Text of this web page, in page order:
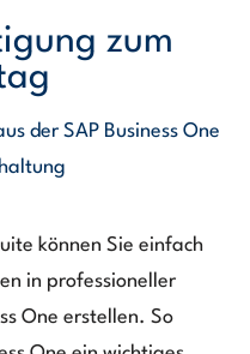
zum
der SAP Business One
können Sie einfach
in professioneller
One erstellen. So